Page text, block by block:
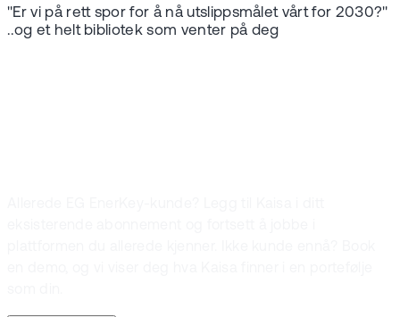
"Er vi på rett spor for å nå utslippsmålet vårt for 2030?"
..og et helt bibliotek som venter på deg